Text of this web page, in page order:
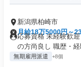
新潟県柏崎市
月給18万5000円～
応募資格 未経験歓
の方尚良し 職歴・経
無期雇用派遣 +8個